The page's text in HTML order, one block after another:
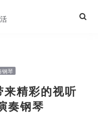
钢琴
来精彩的视听
奏钢琴